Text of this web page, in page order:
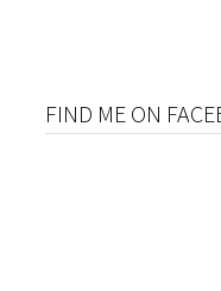
FIND ME ON